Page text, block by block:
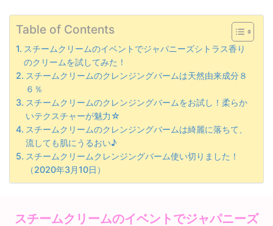
Table of Contents
スチームクリームのイベントでジャパニーズシトラス香り
のクリームを試してみた！
スチームクリームのクレンジングバームは天然由来成分８
６％
スチームクリームのクレンジングバームをお試し！柔らか
いテクスチャーが魅力☆
スチームクリームのクレンジングバームは綺麗に落ちて、
流しても肌にうるおい♪
スチームクリームクレンジングバーム使い切りました！
（2020年3月10日）
スチームクリームのイベントでジャパニーズ